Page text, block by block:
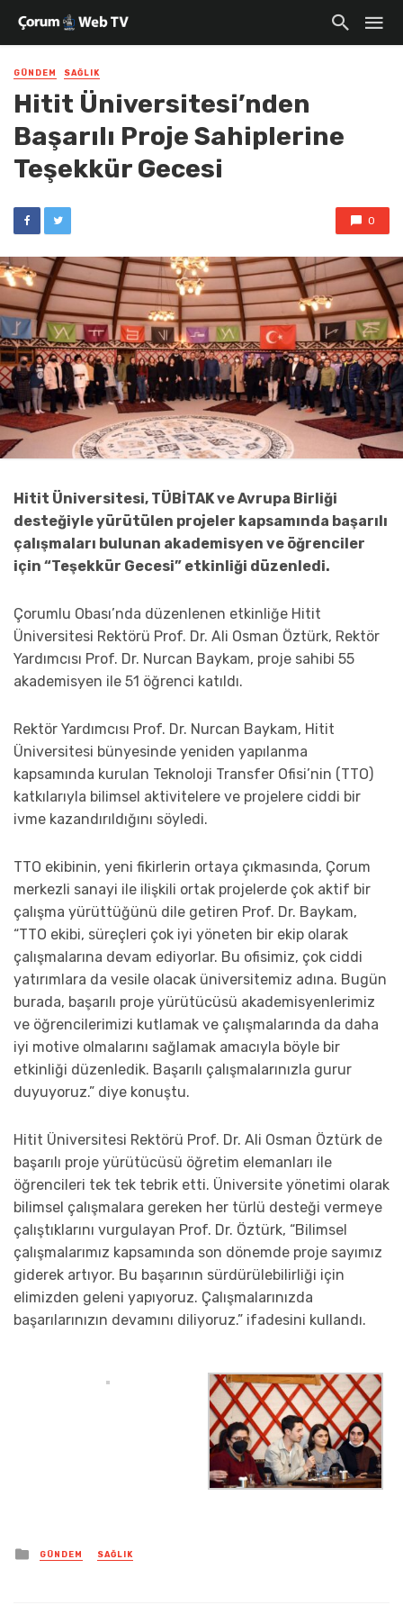
GÜNDEM SAĞLIK
Hitit Üniversitesi’nden
Başarılı Proje Sahiplerine
Teşekkür Gecesi
0
Hitit Üniversitesi, TÜBİTAK ve Avrupa Birliği
desteğiyle yürütülen projeler kapsamında başarılı
çalışmaları bulunan akademisyen ve öğrenciler
için “Teşekkür Gecesi” etkinliği düzenledi.
Çorumlu Obası’nda düzenlenen etkinliğe Hitit
Üniversitesi Rektörü Prof. Dr. Ali Osman Öztürk, Rektör
Yardımcısı Prof. Dr. Nurcan Baykam, proje sahibi 55
akademisyen ile 51 öğrenci katıldı.
Rektör Yardımcısı Prof. Dr. Nurcan Baykam, Hitit
Üniversitesi bünyesinde yeniden yapılanma
kapsamında kurulan Teknoloji Transfer Ofisi’nin (TTO)
katkılarıyla bilimsel aktivitelere ve projelere ciddi bir
ivme kazandırıldığını söyledi.
TTO ekibinin, yeni fikirlerin ortaya çıkmasında, Çorum
merkezli sanayi ile ilişkili ortak projelerde çok aktif bir
çalışma yürüttüğünü dile getiren Prof. Dr. Baykam,
“TTO ekibi, süreçleri çok iyi yöneten bir ekip olarak
çalışmalarına devam ediyorlar. Bu ofisimiz, çok ciddi
yatırımlara da vesile olacak üniversitemiz adına. Bugün
burada, başarılı proje yürütücüsü akademisyenlerimiz
ve öğrencilerimizi kutlamak ve çalışmalarında da daha
iyi motive olmalarını sağlamak amacıyla böyle bir
etkinliği düzenledik. Başarılı çalışmalarınızla gurur
duyuyoruz.” diye konuştu.
Hitit Üniversitesi Rektörü Prof. Dr. Ali Osman Öztürk de
başarılı proje yürütücüsü öğretim elemanları ile
öğrencileri tek tek tebrik etti. Üniversite yönetimi olarak
bilimsel çalışmalara gereken her türlü desteği vermeye
çalıştıklarını vurgulayan Prof. Dr. Öztürk, “Bilimsel
çalışmalarımız kapsamında son dönemde proje sayımız
giderek artıyor. Bu başarının sürdürülebilirliği için
elimizden geleni yapıyoruz. Çalışmalarınızda
başarılarınızın devamını diliyoruz.” ifadesini kullandı.
Posted
in
GÜNDEM SAĞLIK